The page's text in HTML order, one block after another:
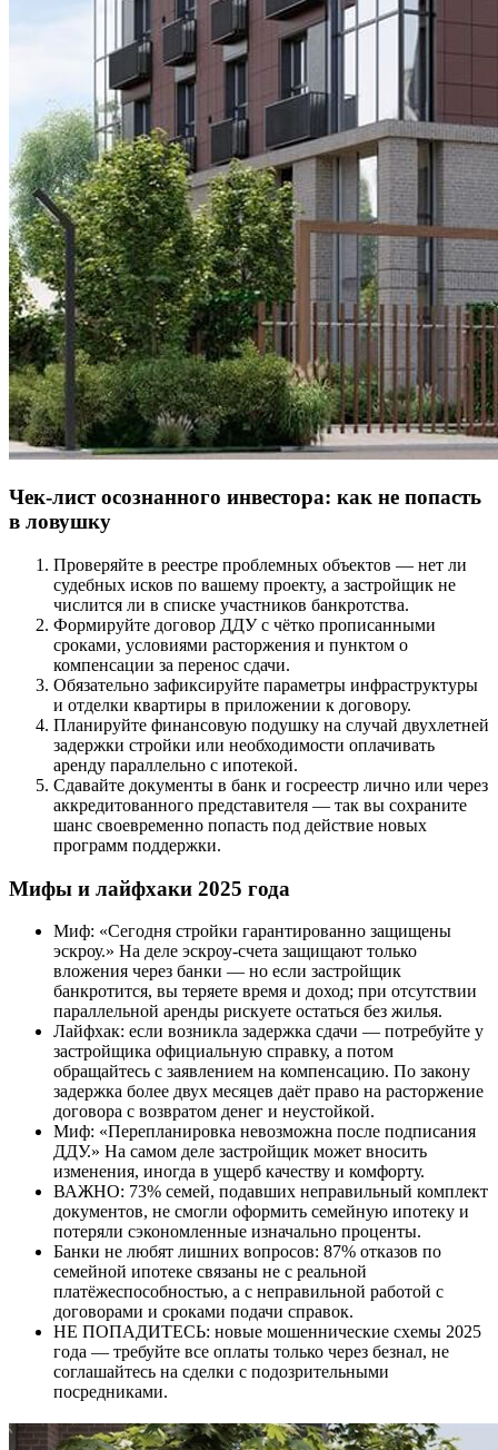
Чек-лист осознанного инвестора: как не попасть
в ловушку
Проверяйте в реестре проблемных объектов — нет ли
судебных исков по вашему проекту, а застройщик не
числится ли в списке участников банкротства.
Формируйте договор ДДУ с чётко прописанными
сроками, условиями расторжения и пунктом о
компенсации за перенос сдачи.
Обязательно зафиксируйте параметры инфраструктуры
и отделки квартиры в приложении к договору.
Планируйте финансовую подушку на случай двухлетней
задержки стройки или необходимости оплачивать
аренду параллельно с ипотекой.
Сдавайте документы в банк и госреестр лично или через
аккредитованного представителя — так вы сохраните
шанс своевременно попасть под действие новых
программ поддержки.
Мифы и лайфхаки 2025 года
Миф: «Сегодня стройки гарантированно защищены
эскроу.» На деле эскроу-счета защищают только
вложения через банки — но если застройщик
банкротится, вы теряете время и доход; при отсутствии
параллельной аренды рискуете остаться без жилья.
Лайфхак: если возникла задержка сдачи — потребуйте у
застройщика официальную справку, а потом
обращайтесь с заявлением на компенсацию. По закону
задержка более двух месяцев даёт право на расторжение
договора с возвратом денег и неустойкой.
Миф: «Перепланировка невозможна после подписания
ДДУ.» На самом деле застройщик может вносить
изменения, иногда в ущерб качеству и комфорту.
ВАЖНО: 73% семей, подавших неправильный комплект
документов, не смогли оформить семейную ипотеку и
потеряли сэкономленные изначально проценты.
Банки не любят лишних вопросов: 87% отказов по
семейной ипотеке связаны не с реальной
платёжеспособностью, а с неправильной работой с
договорами и сроками подачи справок.
НЕ ПОПАДИТЕСЬ: новые мошеннические схемы 2025
года — требуйте все оплаты только через безнал, не
соглашайтесь на сделки с подозрительными
посредниками.